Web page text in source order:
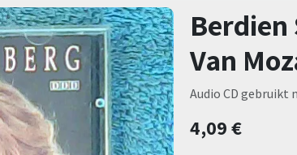
Van
Audio CD gebruikt
4,09€